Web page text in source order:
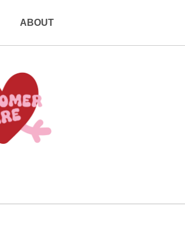
ABOUT